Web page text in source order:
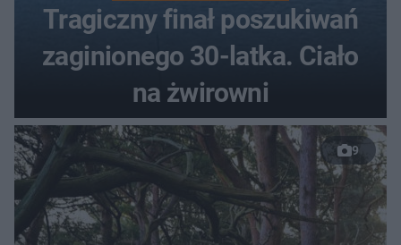
Tragiczny finał poszukiwań
zaginionego 30-latka. Ciało
na żwirowni
9